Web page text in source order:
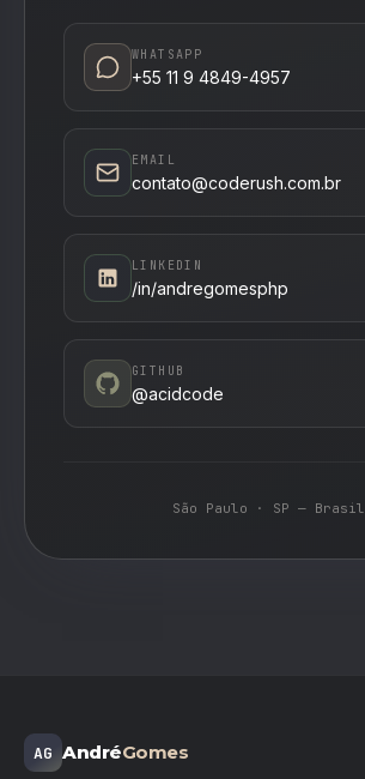
WHATSAPP
+55 11 9 4849-4957
EMAIL
contato@coderush.com.br
LINKEDIN
/in/andregomesphp
GITHUB
@acidcode
São Paulo · SP — Brasil
AG AndréGomes